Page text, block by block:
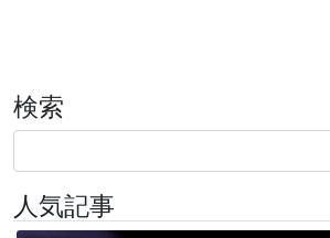
検索
人気記事